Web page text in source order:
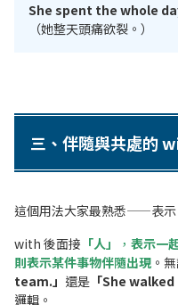
She spent the whole
（她整天頭痛欲裂。）
三、伴隨與共處的
這個用法大家最熟悉——表示
with 後面接 「人」 ， 表示一
則表示某件事物伴隨出現 。
team.」 還是 「She
邏輯。